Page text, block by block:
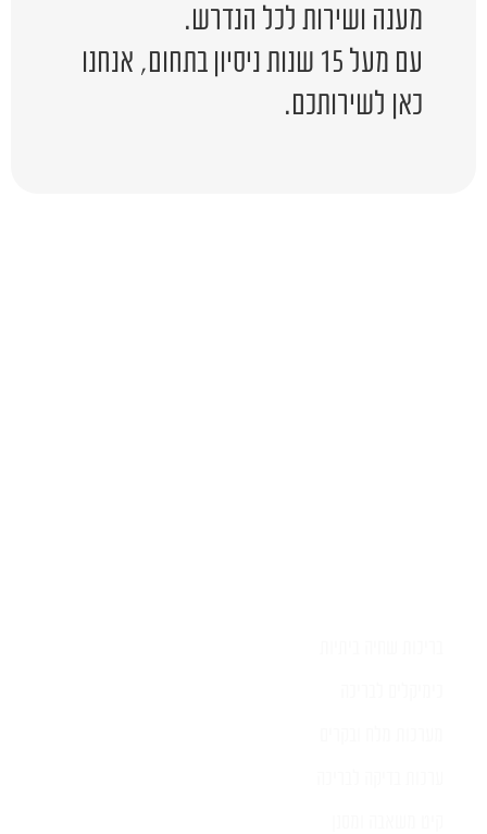
מענה ושירות לכל הנדרש.
עם מעל 15 שנות ניסיון בתחום, אנחנו
כאן לשירותכם.